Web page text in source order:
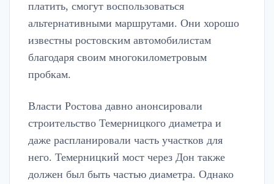
платить, смогут воспользоваться
альтернативными маршрутами. Они хорошо
известны ростовским автомобилистам
благодаря своим многокилометровым
пробкам.
Власти Ростова давно анонсировали
строительство Темерницкого диаметра и
даже распланировали часть участков для
него. Темерницкий мост через Дон также
должен был быть частью диаметра. Однако